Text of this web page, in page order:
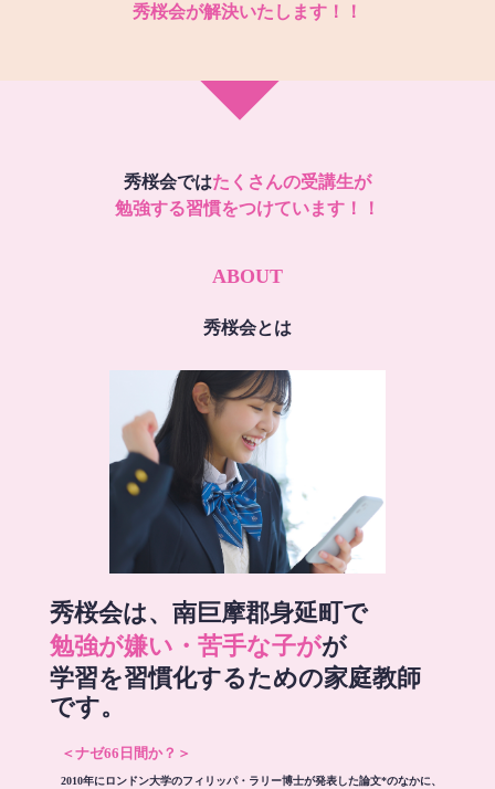
秀桜会が解決いたします！！
秀桜会ではたくさんの受講生が
勉強する習慣をつけています！！
ABOUT
秀桜会とは
秀桜会は、南巨摩郡身延町で
勉強が嫌い・苦手な子がが
学習を習慣化するための家庭教師
です。
＜ナゼ66日間か？＞
2010年にロンドン大学のフィリッパ・ラリー博士が発表した論文*のなかに、